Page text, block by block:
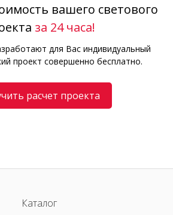
вашего светового
за 24 часа!
для Вас индивидуальный
проект совершенно бесплатно.
расчет проекта
Каталог